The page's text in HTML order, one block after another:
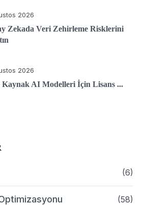
2026
Zekada Veri Zehirleme Risklerini
2026
Kaynak AI Modelleri İçin Lisans ...
(6)
(58)